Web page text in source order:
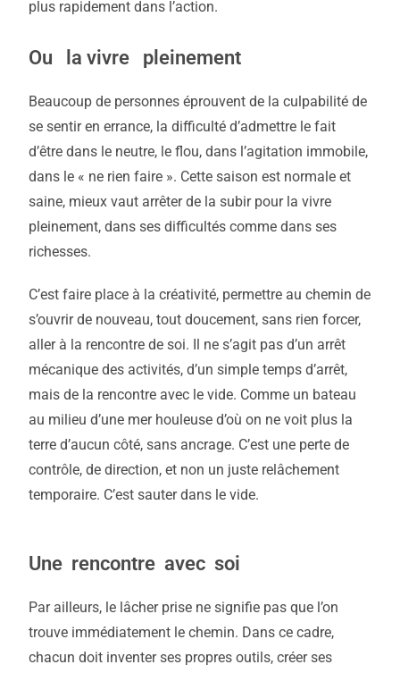
plus rapidement dans l’action.
Ou la vivre pleinement
Beaucoup de personnes éprouvent de la culpabilité de
se sentir en errance, la difficulté d’admettre le fait
d’être dans le neutre, le flou, dans l’agitation immobile,
dans le « ne rien faire ». Cette saison est normale et
saine, mieux vaut arrêter de la subir pour la vivre
pleinement, dans ses difficultés comme dans ses
richesses.
C’est faire place à la créativité, permettre au chemin de
s’ouvrir de nouveau, tout doucement, sans rien forcer,
aller à la rencontre de soi. Il ne s’agit pas d’un arrêt
mécanique des activités, d’un simple temps d’arrêt,
mais de la rencontre avec le vide. Comme un bateau
au milieu d’une mer houleuse d’où on ne voit plus la
terre d’aucun côté, sans ancrage. C’est une perte de
contrôle, de direction, et non un juste relâchement
temporaire. C’est sauter dans le vide.
Une rencontre avec soi
Par ailleurs, le lâcher prise ne signifie pas que l’on
trouve immédiatement le chemin. Dans ce cadre,
chacun doit inventer ses propres outils, créer ses